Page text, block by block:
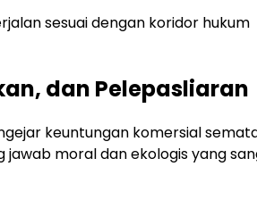
sesuai dengan koridor hukum
dan Pelepasliaran
keuntungan komersial
jawab moral dan ekologis yang